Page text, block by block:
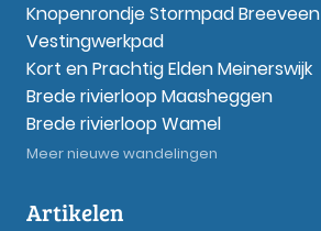
Knopenrondje Stormpad Breeveen
Vestingwerkpad
Kort en Prachtig Elden Meinerswijk
Brede rivierloop Maasheggen
Brede rivierloop Wamel
Meer nieuwe wandelingen
Artikelen